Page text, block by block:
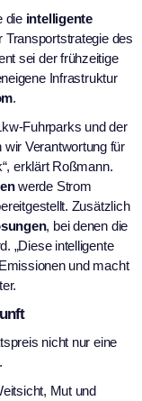
die intelligente
Transportstrategie des
sei der frühzeitige
Infrastruktur
.
Fuhrparks und der
Verantwortung für
erklärt Roßmann.
werde Strom
Zusätzlich
, bei denen die
„Diese intelligente
und macht
nicht nur eine
Mut und